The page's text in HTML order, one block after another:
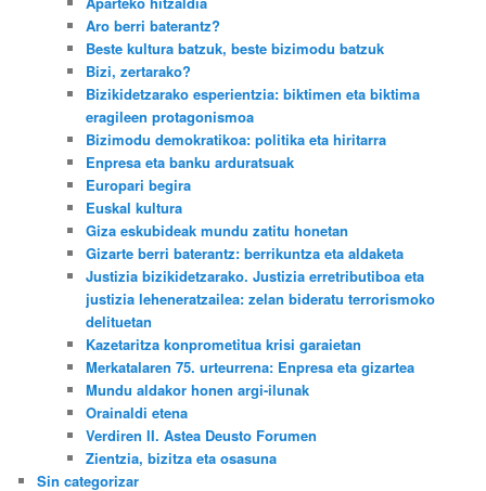
Aro berri baterantz?
Beste kultura batzuk, beste bizimodu batzuk
Bizi, zertarako?
Bizikidetzarako esperientzia: biktimen eta biktima
eragileen protagonismoa
Bizimodu demokratikoa: politika eta hiritarra
Enpresa eta banku arduratsuak
Europari begira
Euskal kultura
Giza eskubideak mundu zatitu honetan
Gizarte berri baterantz: berrikuntza eta aldaketa
Justizia bizikidetzarako. Justizia erretributiboa eta
justizia leheneratzailea: zelan bideratu terrorismoko
delituetan
Kazetaritza konprometitua krisi garaietan
Merkatalaren 75. urteurrena: Enpresa eta gizartea
Mundu aldakor honen argi-ilunak
Orainaldi etena
Verdiren II. Astea Deusto Forumen
Zientzia, bizitza eta osasuna
Sin categorizar